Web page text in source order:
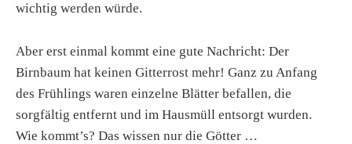
wichtig werden würde.
Aber erst einmal kommt eine gute Nachricht: Der
Birnbaum hat keinen Gitterrost mehr! Ganz zu Anfang
des Frühlings waren einzelne Blätter befallen, die
sorgfältig entfernt und im Hausmüll entsorgt wurden.
Wie kommt’s? Das wissen nur die Götter …